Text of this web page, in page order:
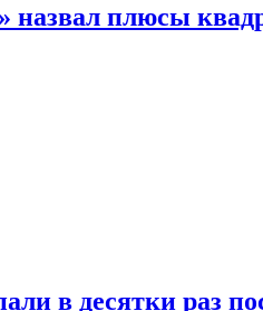
плюсы
в десятки раз